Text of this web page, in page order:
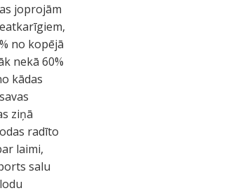
joprojām
no kopējā
nekā 60%
kādas
ziņā
radīto
laimi,
salu